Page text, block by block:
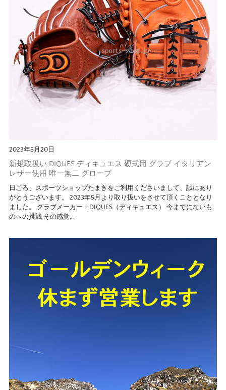
2023年5月20日
新規取扱い DIQUES ディキュエス 硬式用 グラブ イタリアン
レザー使用 唯一無二 グローブ
日ごろ、スポーツショップたまきをご利用くださいまして、誠にあり
がとうございます。 2023年5月より取り扱いをさせて頂くこととなり
ました。 グラブメーカー：DIQUES（ディキュエス） 今までにないも
のへの挑戦 その感覚…